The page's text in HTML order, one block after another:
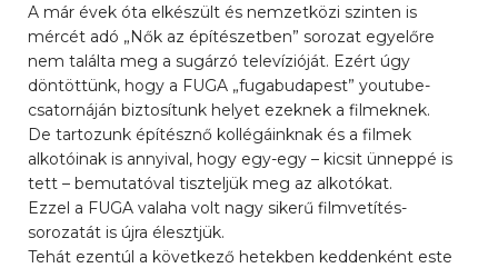
A már évek óta elkészült és nemzetközi szinten is
mércét adó „Nők az építészetben” sorozat egyelőre
nem találta meg a sugárzó televízióját. Ezért úgy
döntöttünk, hogy a FUGA „fugabudapest” youtube-
csatornáján biztosítunk helyet ezeknek a filmeknek.
De tartozunk építésznő kollégáinknak és a filmek
alkotóinak is annyival, hogy egy-egy – kicsit ünneppé is
tett – bemutatóval tiszteljük meg az alkotókat.
Ezzel a FUGA valaha volt nagy sikerű filmvetítés-
sorozatát is újra élesztjük.
Tehát ezentúl a következő hetekben keddenként este